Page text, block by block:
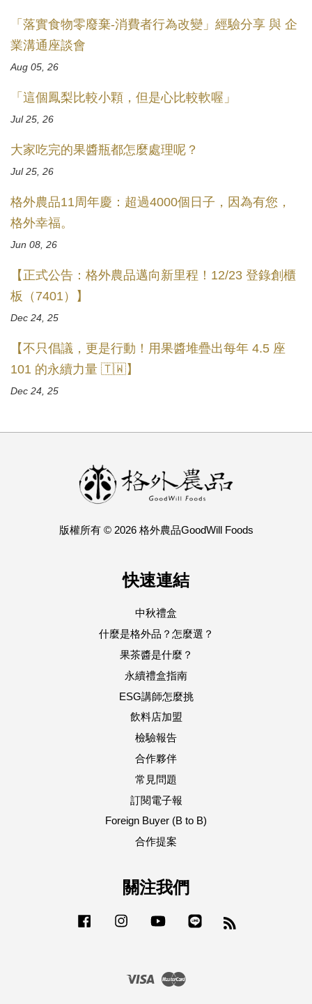
「落實食物零廢棄-消費者行為改變」經驗分享 與 企
業溝通座談會
Aug 05, 26
「這個鳳梨比較小顆，但是心比較軟喔」
Jul 25, 26
大家吃完的果醬瓶都怎麼處理呢？
Jul 25, 26
格外農品11周年慶：超過4000個日子，因為有您，
格外幸福。
Jun 08, 26
【正式公告：格外農品邁向新里程！12/23 登錄創櫃
板（7401）】
Dec 24, 25
【不只倡議，更是行動！用果醬堆疊出每年 4.5 座
101 的永續力量 🇹🇼】
Dec 24, 25
版權所有 © 2026 格外農品GoodWill Foods
快速連結
中秋禮盒
什麼是格外品？怎麼選？
果茶醬是什麼？
永續禮盒指南
ESG講師怎麼挑
飲料店加盟
檢驗報告
合作夥伴
常見問題
訂閱電子報
Foreign Buyer (B to B)
合作提案
關注我們
Facebook Instagram YouTube
Visa